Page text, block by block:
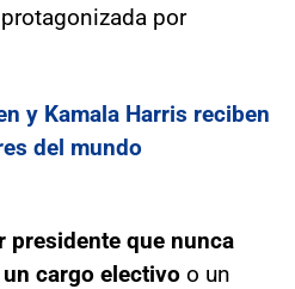
por
y Kamala Harris reciben
del mundo
presidente que nunca
cargo electivo o un